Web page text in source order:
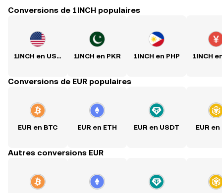
Conversions de 1INCH populaires
1INCH en USD 1INCH en PKR 1INCH en PHP 1INCH
Conversions de EUR populaires
EUR en BTC EUR en ETH EUR en USDT EUR en
Autres conversions EUR